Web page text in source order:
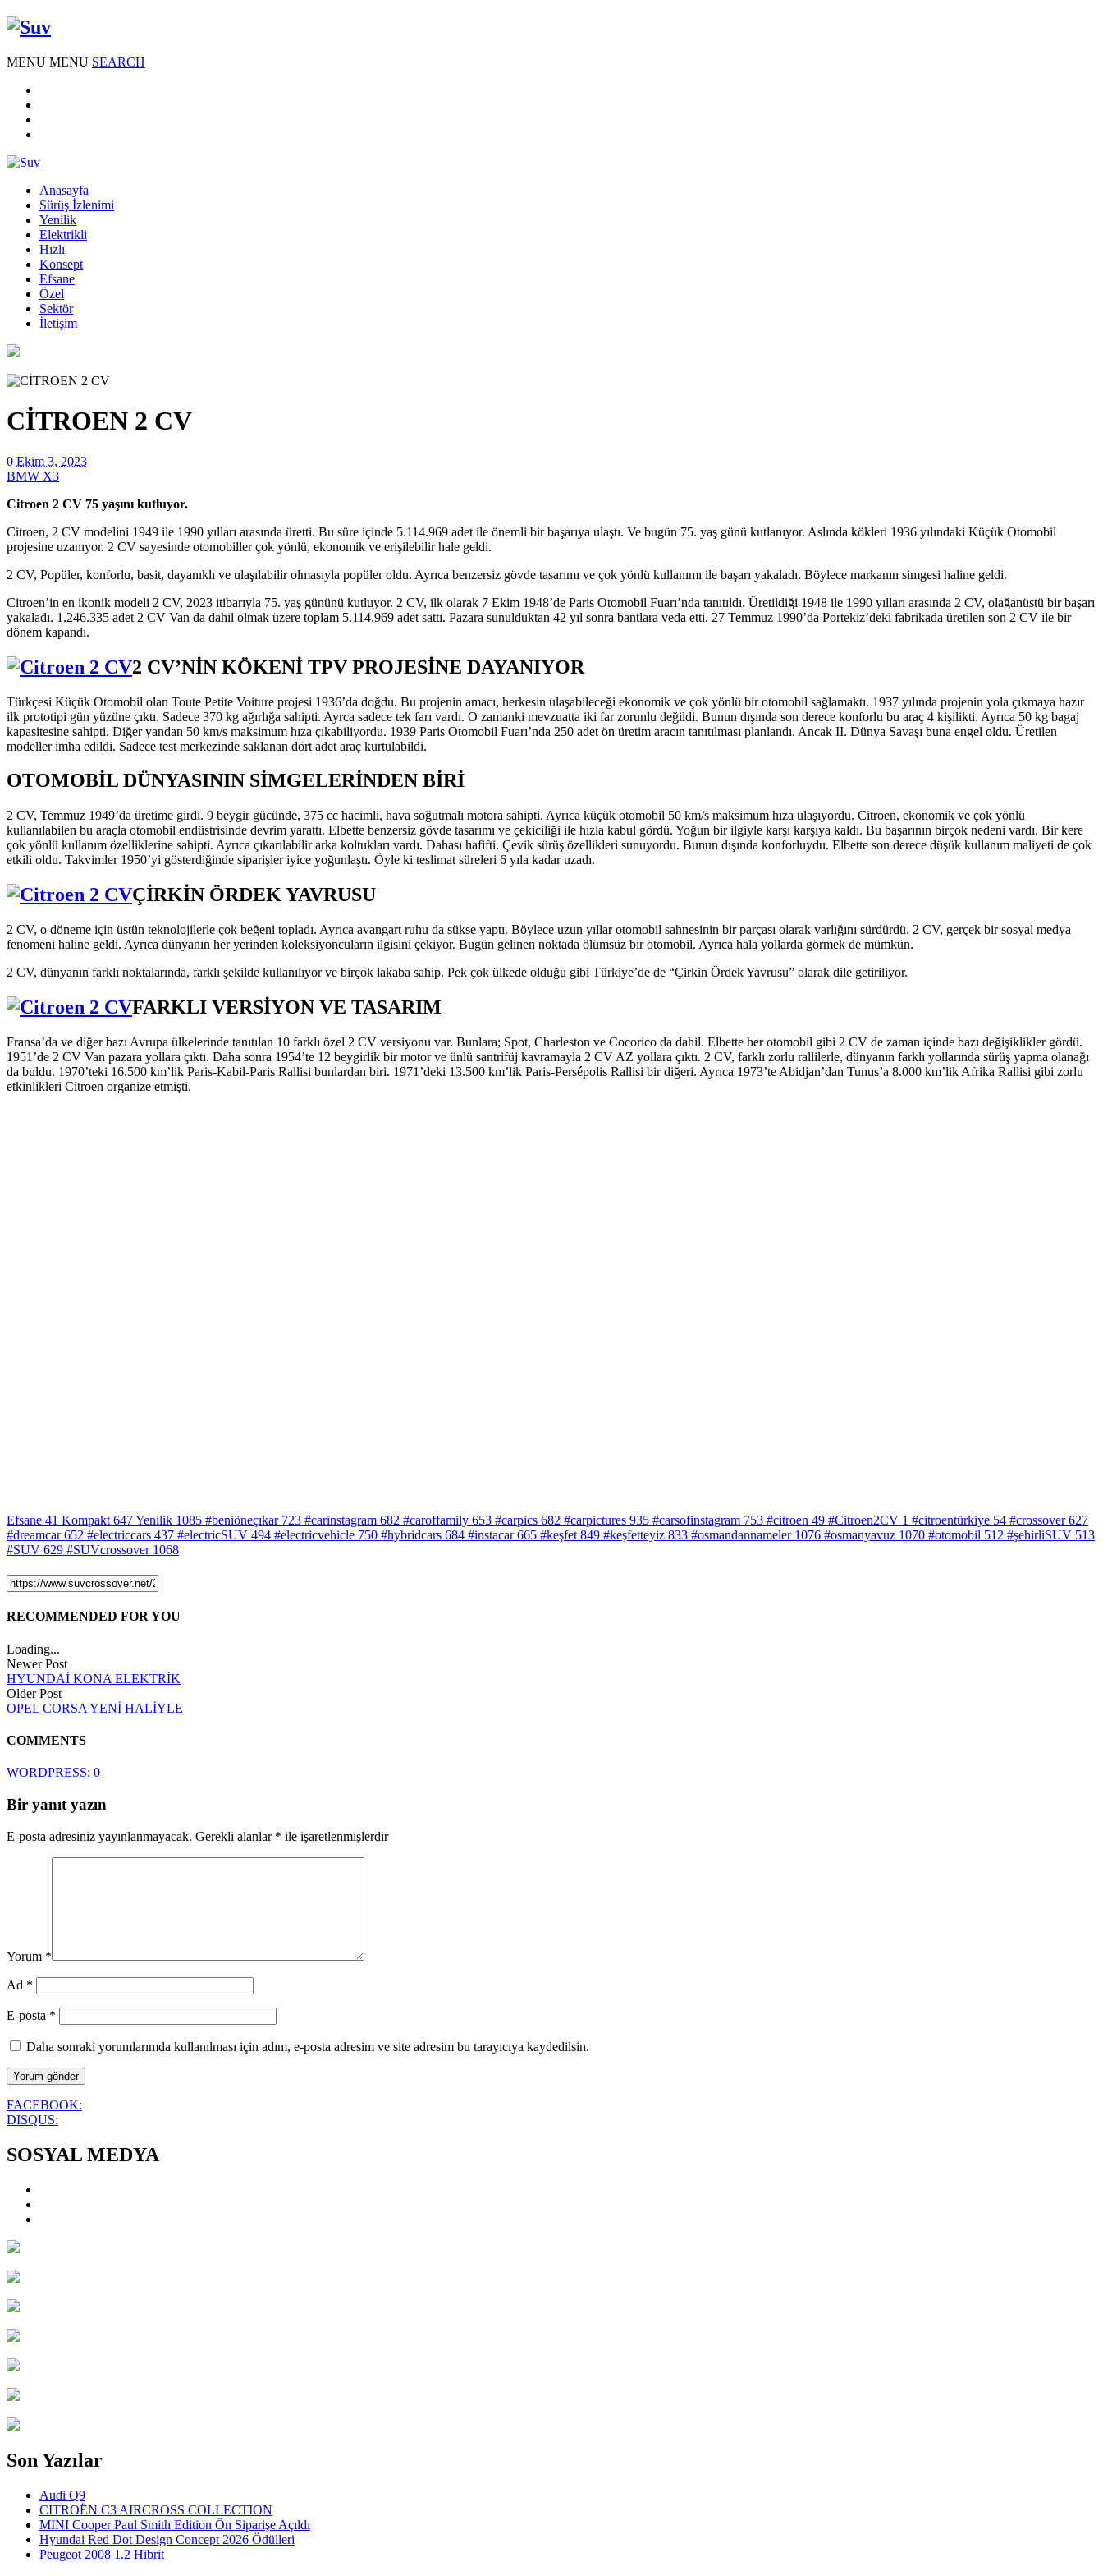
MENU MENU SEARCH
Anasayfa
Sürüş İzlenimi
Yenilik
Elektrikli
Hızlı
Konsept
Efsane
Özel
Sektör
İletişim
CİTROEN 2 CV
0 Ekim 3, 2023
BMW X3
Citroen 2 CV 75 yaşını kutluyor.
Citroen, 2 CV modelini 1949 ile 1990 yılları arasında üretti. Bu süre içinde 5.114.969 adet ile önemli bir başarıya ulaştı. Ve bugün 75. yaş günü kutlanıyor. Aslında kökleri 1936 yılındaki Küçük Otomobil
projesine uzanıyor. 2 CV sayesinde otomobiller çok yönlü, ekonomik ve erişilebilir hale geldi.
2 CV, Popüler, konforlu, basit, dayanıklı ve ulaşılabilir olmasıyla popüler oldu. Ayrıca benzersiz gövde tasarımı ve çok yönlü kullanımı ile başarı yakaladı. Böylece markanın simgesi haline geldi.
Citroen’in en ikonik modeli 2 CV, 2023 itibarıyla 75. yaş gününü kutluyor. 2 CV, ilk olarak 7 Ekim 1948’de Paris Otomobil Fuarı’nda tanıtıldı. Üretildiği 1948 ile 1990 yılları arasında 2 CV, olağanüstü bir başarı
yakaladı. 1.246.335 adet 2 CV Van da dahil olmak üzere toplam 5.114.969 adet sattı. Pazara sunulduktan 42 yıl sonra bantlara veda etti. 27 Temmuz 1990’da Portekiz’deki fabrikada üretilen son 2 CV ile bir
dönem kapandı.
2 CV’NİN KÖKENİ TPV PROJESİNE DAYANIYOR
Türkçesi Küçük Otomobil olan Toute Petite Voiture projesi 1936’da doğdu. Bu projenin amacı, herkesin ulaşabileceği ekonomik ve çok yönlü bir otomobil sağlamaktı. 1937 yılında projenin yola çıkmaya hazır
ilk prototipi gün yüzüne çıktı. Sadece 370 kg ağırlığa sahipti. Ayrca sadece tek farı vardı. O zamanki mevzuatta iki far zorunlu değildi. Bunun dışında son derece konforlu bu araç 4 kişilikti. Ayrıca 50 kg bagaj
kapasitesine sahipti. Diğer yandan 50 km/s maksimum hıza çıkabiliyordu. 1939 Paris Otomobil Fuarı’nda 250 adet ön üretim aracın tanıtılması planlandı. Ancak II. Dünya Savaşı buna engel oldu. Üretilen
modeller imha edildi. Sadece test merkezinde saklanan dört adet araç kurtulabildi.
OTOMOBİL DÜNYASININ SİMGELERİNDEN BİRİ
2 CV, Temmuz 1949’da üretime girdi. 9 beygir gücünde, 375 cc hacimli, hava soğutmalı motora sahipti. Ayrıca küçük otomobil 50 km/s maksimum hıza ulaşıyordu. Citroen, ekonomik ve çok yönlü
kullanılabilen bu araçla otomobil endüstrisinde devrim yarattı. Elbette benzersiz gövde tasarımı ve çekiciliği ile hızla kabul gördü. Yoğun bir ilgiyle karşı karşıya kaldı. Bu başarının birçok nedeni vardı. Bir kere
çok yönlü kullanım özelliklerine sahipti. Ayrıca çıkarılabilir arka koltukları vardı. Dahası hafifti. Çevik sürüş özellikleri sunuyordu. Bunun dışında konforluydu. Elbette son derece düşük kullanım maliyeti de çok
etkili oldu. Takvimler 1950’yi gösterdiğinde siparişler iyice yoğunlaştı. Öyle ki teslimat süreleri 6 yıla kadar uzadı.
ÇİRKİN ÖRDEK YAVRUSU
2 CV, o döneme için üstün teknolojilerle çok beğeni topladı. Ayrıca avangart ruhu da sükse yaptı. Böylece uzun yıllar otomobil sahnesinin bir parçası olarak varlığını sürdürdü. 2 CV, gerçek bir sosyal medya
fenomeni haline geldi. Ayrıca dünyanın her yerinden koleksiyoncuların ilgisini çekiyor. Bugün gelinen noktada ölümsüz bir otomobil. Ayrıca hala yollarda görmek de mümkün.
2 CV, dünyanın farklı noktalarında, farklı şekilde kullanılıyor ve birçok lakaba sahip. Pek çok ülkede olduğu gibi Türkiye’de de “Çirkin Ördek Yavrusu” olarak dile getiriliyor.
FARKLI VERSİYON VE TASARIM
Fransa’da ve diğer bazı Avrupa ülkelerinde tanıtılan 10 farklı özel 2 CV versiyonu var. Bunlara; Spot, Charleston ve Cocorico da dahil. Elbette her otomobil gibi 2 CV de zaman içinde bazı değişiklikler gördü.
1951’de 2 CV Van pazara yollara çıktı. Daha sonra 1954’te 12 beygirlik bir motor ve ünlü santrifüj kavramayla 2 CV AZ yollara çıktı. 2 CV, farklı zorlu rallilerle, dünyanın farklı yollarında sürüş yapma olanağı
da buldu. 1970’teki 16.500 km’lik Paris-Kabil-Paris Rallisi bunlardan biri. 1971’deki 13.500 km’lik Paris-Persépolis Rallisi bir diğeri. Ayrıca 1973’te Abidjan’dan Tunus’a 8.000 km’lik Afrika Rallisi gibi zorlu
etkinlikleri Citroen organize etmişti.
Efsane 41 Kompakt 647Yenilik 1085 #beniöneçıkar 723 #carinstagram 682 #caroffamily 653 #carpics 682 #carpictures 935 #carsofinstagram 753 #citroen 49 #Citroen2CV 1 #citroentürkiye 54 #crossover 627
#dreamcar 652 #electriccars 437 #electricSUV 494 #electricvehicle 750 #hybridcars 684 #instacar 665 #keşfet 849 #keşfetteyiz 833 #osmandannameler 1076 #osmanyavuz 1070 #otomobil 512 #şehirliSUV 513
#SUV 629 #SUVcrossover 1068
RECOMMENDED FOR YOU
Loading...
Newer Post
HYUNDAİ KONA ELEKTRİK
Older Post
OPEL CORSA YENİ HALİYLE
COMMENTS
WORDPRESS: 0
Bir yanıt yazın
E-posta adresiniz yayınlanmayacak. Gerekli alanlar * ile işaretlenmişlerdir
Yorum *
Ad *
E-posta *
Daha sonraki yorumlarımda kullanılması için adım, e-posta adresim ve site adresim bu tarayıcıya kaydedilsin.
FACEBOOK:
DISQUS:
SOSYAL MEDYA
Son Yazılar
Audi Q9
CITROËN C3 AIRCROSS COLLECTION
MINI Cooper Paul Smith Edition Ön Siparişe Açıldı
Hyundai Red Dot Design Concept 2026 Ödülleri
Peugeot 2008 1.2 Hibrit